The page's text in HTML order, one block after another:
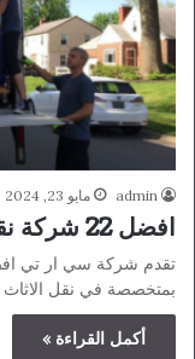
admin مايو 23, 2024
افضل 22 شركة نقل عفش بخميس مشيط
تقدم شركة سي ار تي
بمتخصصة في نقل
أكمل القراءة »